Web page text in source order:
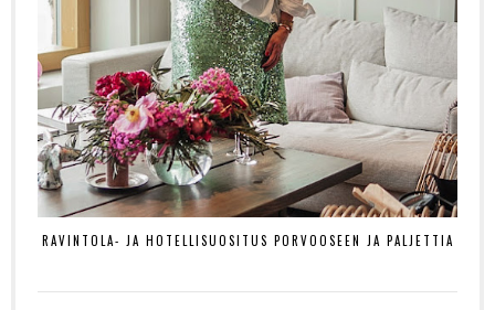
RAVINTOLA- JA HOTELLISUOSITUS PORVOOSEEN JA PALJETTIA